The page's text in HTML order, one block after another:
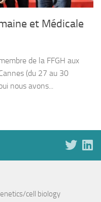
et Médicale
de la FFGH aux
(du 27 au 30
nous avons...
cell biology